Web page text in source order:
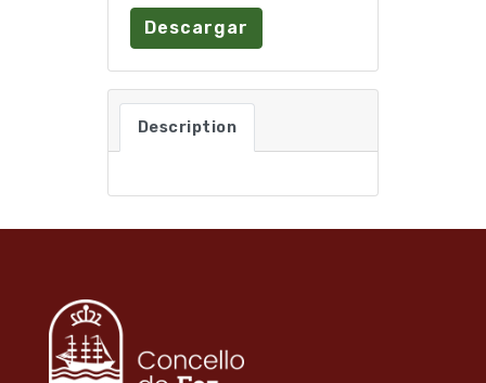
Descargar
Description